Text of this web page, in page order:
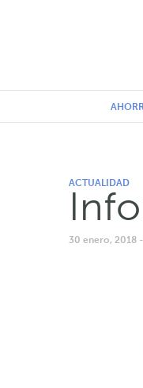
ACTUALIDAD
30 enero, 2018